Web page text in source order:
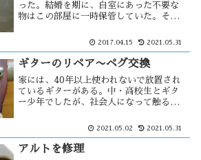
った。結婚を期に、自室にあった不要な
物はこの部屋に一時保管していた。その
分したら、それなりのスペースが出来た
ら丸見えの部屋は、やはり・・
2017.04.15 2021.05.31
ギターのリペア〜ペグ交換
家には、40年以上使われないで放置され
ているギターがある。中・高校生とギタ
ー少年でしたが、社会人になって触る事
た訳ではなくペグに問題が生じたため
た。このペグを交換し、ギターの美しさ
2021.05.02 2021.05.31
アルトを修理